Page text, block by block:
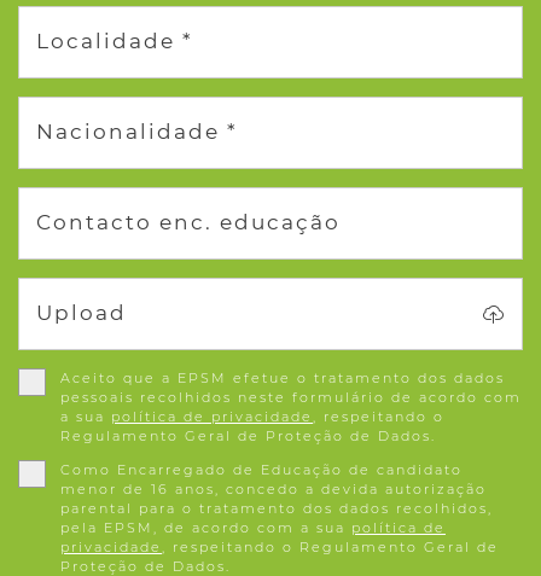
Localidade *
Nacionalidade *
Contacto enc. educação
Upload
Aceito que a EPSM efetue o tratamento dos dados
pessoais recolhidos neste formulário de acordo com
a sua política de privacidade , respeitando o
Regulamento Geral de Proteção de Dados.
Como Encarregado de Educação de candidato
menor de 16 anos, concedo a devida autorização
parental para o tratamento dos dados recolhidos,
pela EPSM, de acordo com a sua política de
privacidade , respeitando o Regulamento Geral de
Proteção de Dados.